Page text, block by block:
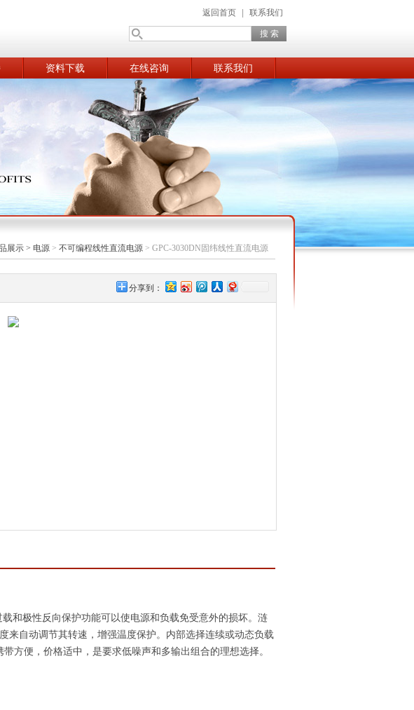
返回首页 联系我们
资料下载 在线咨询 联系我们
展示 > 电源 > 不可编程线性直流电源 > GPC-3030DN固纬线性直流电源
分享到：
载和极性反向保护功能可以使电源和负载免受意外的损坏。涟
来自动调节其转速，增强温度保护。内部选择连续或动态负载
方便，价格适中，是要求低噪声和多输出组合的理想选择。